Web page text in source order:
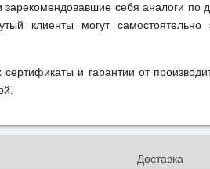
себя аналоги по
клиенты могут
и гарантии от
Доставка